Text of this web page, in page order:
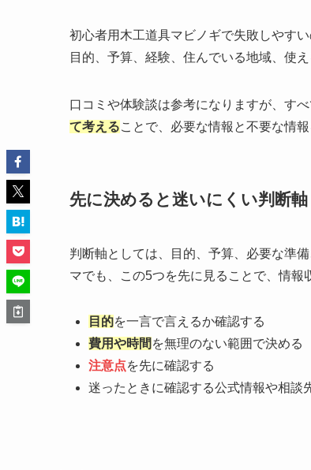
初心者用木工道具マビノギで失敗しやす
目的、予算、経験、住んでいる地域、使
口コミや体験談は参考になりますが、す
て考えることで、必要な情報と不要な情
先に決めると迷いにくい判断軸
判断軸としては、目的、予算、必要な準
マでも、この5つを先に見ることで、情報
目的を一言で言えるか確認する
費用や時間 を無理のない範囲で決める
注意点を先に確認する
迷ったときに確認する公式情報や相談